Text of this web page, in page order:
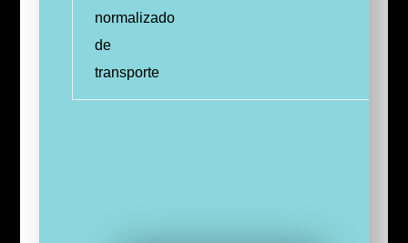
normalizado
de
transporte